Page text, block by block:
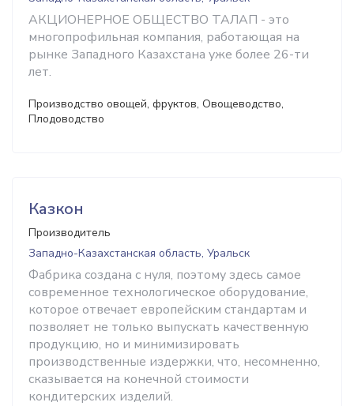
АКЦИОНЕРНОЕ ОБЩЕСТВО ТАЛАП - это
многопрофильная компания, работающая на
рынке Западного Казахстана уже более 26-ти
лет.
Производство овощей, фруктов, Овощеводство,
Плодоводство
Казкон
Производитель
Западно-Казахстанская область, Уральск
Фабрика создана с нуля, поэтому здесь самое
современное технологическое оборудование,
которое отвечает европейским стандартам и
позволяет не только выпускать качественную
продукцию, но и минимизировать
производственные издержки, что, несомненно,
сказывается на конечной стоимости
кондитерских изделий.